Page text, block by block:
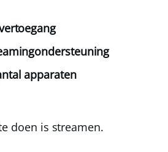
apparaten
doen is streamen.